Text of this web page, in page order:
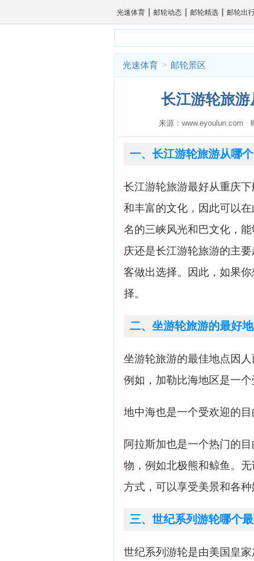
光速体育 | 邮轮动态 | 邮轮精选 | 邮轮出
光速体育 > 邮轮景区
长江游轮旅
来源：www.eyoulun.com
一、长江游轮旅游从哪
长江游轮旅游最好从重庆
和丰富的文化，因此可以
名的三峡风光和巴文化，
庆还是长江游轮旅游的主
客做出选择。因此，如果
择。
二、坐游轮旅游的最好地
坐游轮旅游的最佳地点因
例如，加勒比海地区是一
地中海也是一个受欢迎的
阿拉斯加也是一个热门的
物，例如北极熊和鲸鱼。
方式，可以享受美景和各
三、世纪系列游轮哪个最
世纪系列游轮是由美国皇